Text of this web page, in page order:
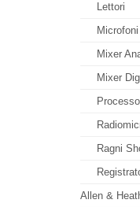
Lettori
Microfoni
Mixer
Mixer
Ragni
Allen &